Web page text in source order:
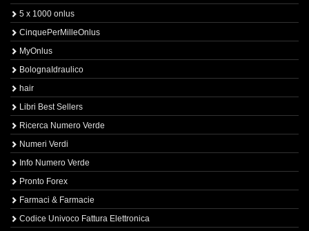
5 x 1000 onlus
CinquePerMilleOnlus
MyOnlus
BolognaIdraulico
hair
Libri Best Sellers
Ricerca Numero Verde
Numeri Verdi
Info Numero Verde
Pronto Forex
Farmaci & Farmacie
Codice Univoco Fattura Elettronica